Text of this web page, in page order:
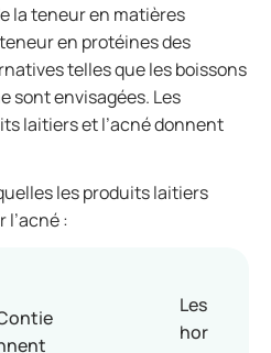
la teneur en matières
en protéines des
telles que les boissons
sont envisagées. Les
laitiers et l’acné donnent
les produits laitiers
:
Les
hor